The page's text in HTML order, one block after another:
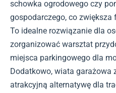
schowka ogrodowego czy
gospodarczego, co
To idealne rozwiązanie dla
zorganizować warsztat
miejsca parkingowego dla
Dodatkowo, wiata garażowa
atrakcyjną alternatywę dla